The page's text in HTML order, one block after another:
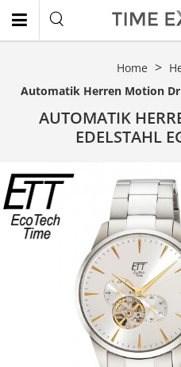
Home
Automatik Herren Motion
AUTOMATIK
EDELSTAHL